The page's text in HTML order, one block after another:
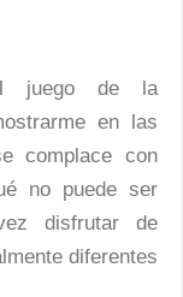
juego de la
en las
complace con
no puede ser
disfrutar de
diferentes